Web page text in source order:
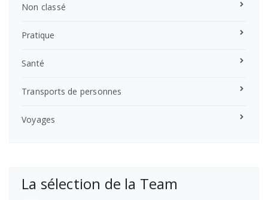
Non classé
Pratique
Santé
Transports de personnes
Voyages
La sélection de la Team